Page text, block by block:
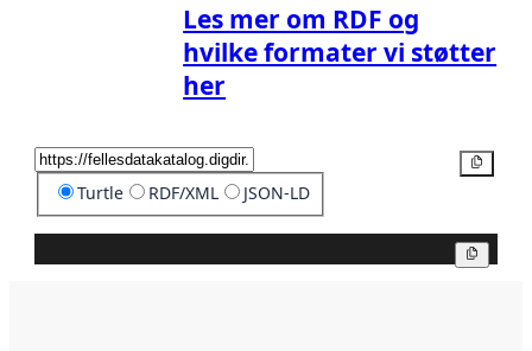
Les mer om RDF og
hvilke formater vi støtter
her
Turtle RDF/XML JSON-LD